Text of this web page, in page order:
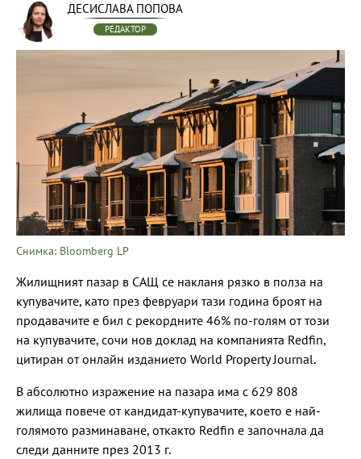
ДЕСИСЛАВА ПОПОВА
РЕДАКТОР
Снимка: Bloomberg LP
Жилищният пазар в САЩ се накланя рязко в полза на
купувачите, като през февруари тази година броят на
продавачите е бил с рекордните 46% по-голям от този
на купувачите, сочи нов доклад на компанията Redfin,
цитиран от онлайн изданието World Property Journal.
В абсолютно изражение на пазара има с 629 808
жилища повече от кандидат-купувачите, което е най-
голямото разминаване, откакто Redfin е започнала да
следи данните през 2013 г.